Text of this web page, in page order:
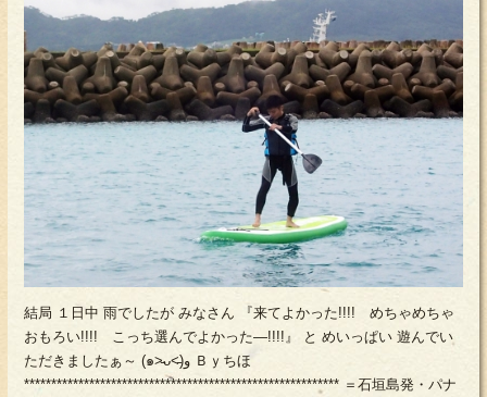
結局 １日中 雨でしたが みなさん 『来てよかった!!!! めちゃめちゃ
おもろい!!!! こっち選んでよかった―!!!!』 と めいっぱい 遊んでい
ただきましたぁ～ (๑˃̵ᴗ˂̵)و Ｂｙちほ
********************************************************** ＝石垣島発・パナ